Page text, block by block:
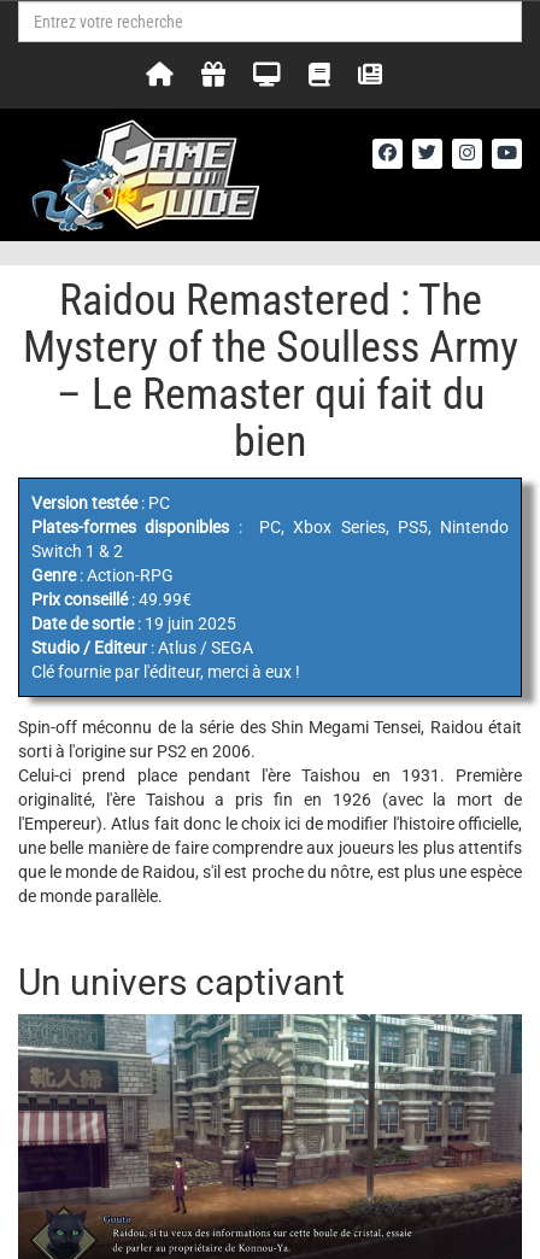
Raidou Remastered : The
Mystery of the Soulless Army
– Le Remaster qui fait du
bien
Version testée: PC
Plates-formes disponibles : PC, Xbox Series, PS5, Nintendo
Switch 1 & 2
Genre: Action-RPG
Prix conseillé: 49.99€
Date de sortie: 19 juin 2025
Studio / Editeur : Atlus / SEGA
Clé fournie par l'éditeur, merci à eux !
Spin-off méconnu de la série des Shin Megami Tensei, Raidou était
sorti à l'origine sur PS2 en 2006.
Celui-ci prend place pendant l'ère Taishou en 1931. Première
originalité, l'ère Taishou a pris fin en 1926 (avec la mort de
l'Empereur). Atlus fait donc le choix ici de modifier l'histoire officielle,
une belle manière de faire comprendre aux joueurs les plus attentifs
que le monde de Raidou, s'il est proche du nôtre, est plus une espèce
de monde parallèle.
Un univers captivant